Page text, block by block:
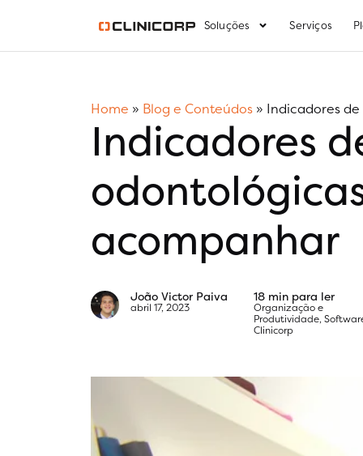
Soluções Serviços
Home » Blog e Conteúdos » Indicadores
Indicadores
acompanhar
João Victor Paiva
abril 17, 2023
18 min para ler
Organização e
Produtividade,
Clinicorp